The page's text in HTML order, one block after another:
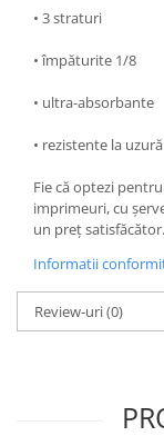
• 3 straturi
• împăturite 1/8
• ultra-absorbante
• rezistente la uzură
Fie că optezi
imprimeuri, cu
un preț satisfăcător.
Informatii
Review-uri(0)